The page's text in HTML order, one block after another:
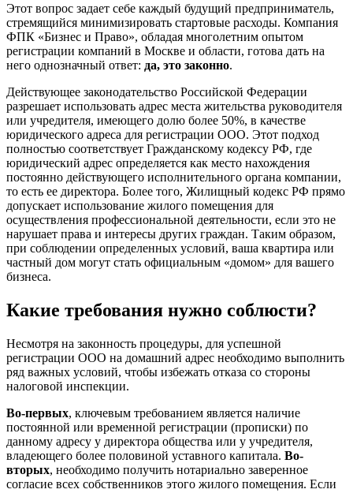
Этот вопрос задает себе каждый будущий предприниматель,
стремящийся минимизировать стартовые расходы. Компания
ФПК «Бизнес и Право», обладая многолетним опытом
регистрации компаний в Москве и области, готова дать на
него однозначный ответ: да, это законно.
Действующее законодательство Российской Федерации
разрешает использовать адрес места жительства руководителя
или учредителя, имеющего долю более 50%, в качестве
юридического адреса для регистрации ООО. Этот подход
полностью соответствует Гражданскому кодексу РФ, где
юридический адрес определяется как место нахождения
постоянно действующего исполнительного органа компании,
то есть ее директора. Более того, Жилищный кодекс РФ прямо
допускает использование жилого помещения для
осуществления профессиональной деятельности, если это не
нарушает права и интересы других граждан. Таким образом,
при соблюдении определенных условий, ваша квартира или
частный дом могут стать официальным «домом» для вашего
бизнеса.
Какие требования нужно соблюсти?
Несмотря на законность процедуры, для успешной
регистрации ООО на домашний адрес необходимо выполнить
ряд важных условий, чтобы избежать отказа со стороны
налоговой инспекции.
Во-первых, ключевым требованием является наличие
постоянной или временной регистрации (прописки) по
данному адресу у директора общества или у учредителя,
владеющего более половиной уставного капитала. Во-
вторых, необходимо получить нотариально заверенное
согласие всех собственников этого жилого помещения. Если